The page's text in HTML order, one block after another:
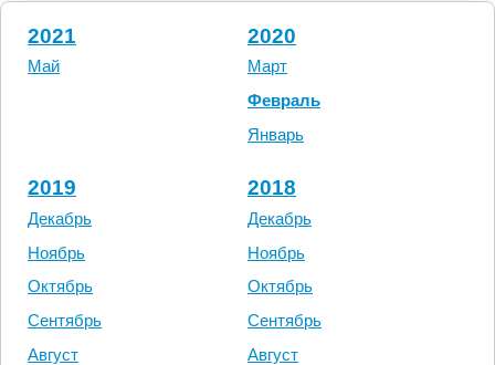
2021
Май
2020
Март
Февраль
Январь
2019
Декабрь
Ноябрь
Октябрь
Сентябрь
Август
2018
Декабрь
Ноябрь
Октябрь
Сентябрь
Август